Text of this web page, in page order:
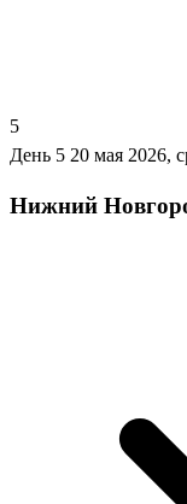
5
День 5 20 мая 2026,
Нижний